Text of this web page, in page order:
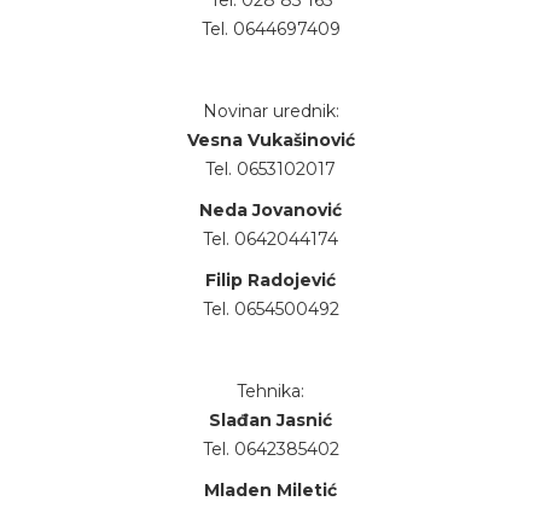
Tel. 0644697409
Novinar urednik:
Vesna Vukašinović
Tel. 0653102017
Neda Jovanović
Tel. 0642044174
Filip Radojević
Tel. 0654500492
Tehnika:
Slađan Jasnić
Tel. 0642385402
Mladen Miletić